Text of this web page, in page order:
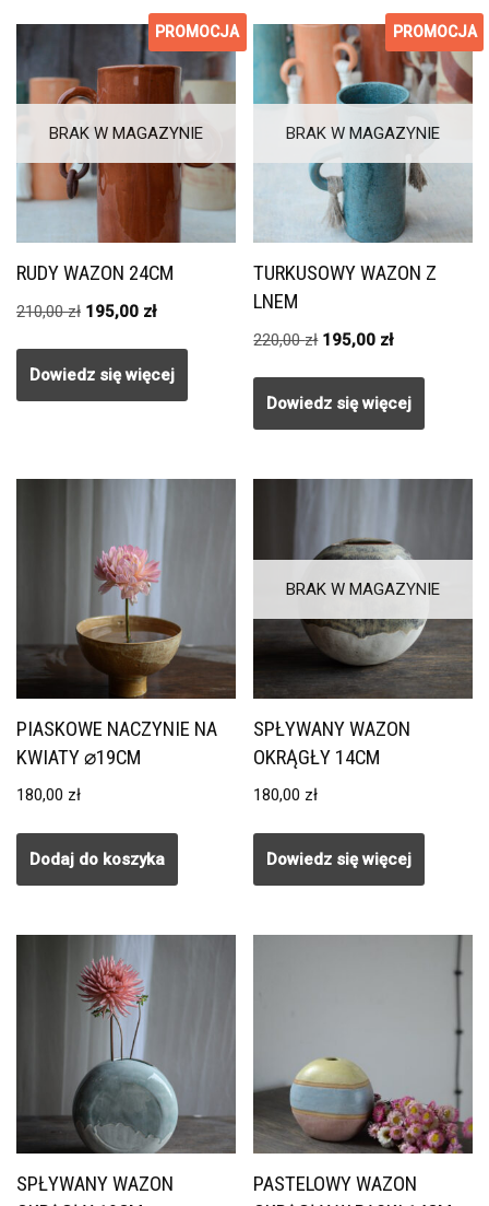
BRAK W MAGAZYNIE
PROMOCJA
RUDY WAZON 24CM
210,00zł 195,00 zł
Dowiedz się więcej
BRAK W MAGAZYNIE
Promocja! PROMOCJA
TURKUSOWY WAZON Z
LNEM
220,00zł 195,00 zł
Dowiedz się więcej
PIASKOWE NACZYNIE NA
KWIATY ⌀19CM
180,00 zł
Dodaj do koszyka
BRAK W MAGAZYNIE
SPŁYWANY WAZON
OKRĄGŁY 14CM
180,00 zł
Dowiedz się więcej
SPŁYWANY WAZON
PASTELOWY WAZON